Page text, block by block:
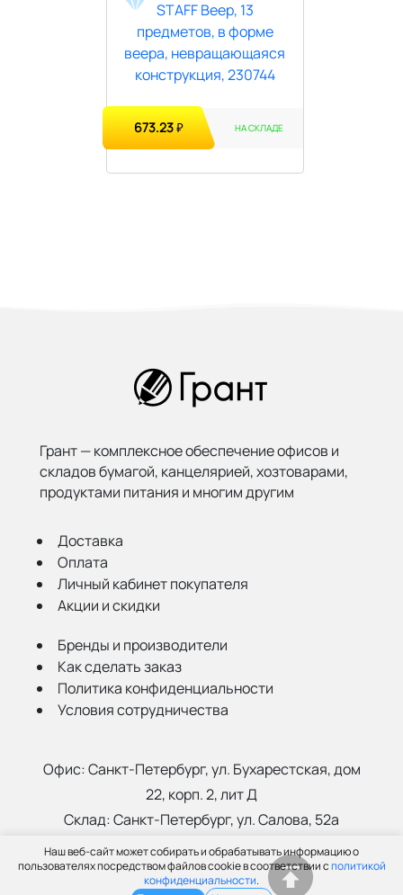
Наш веб-сайт может собирать и обрабатывать информацию о
пользователях посредством файлов cookie в соответствии сполитикой
конфиденциальности.
673.23₽ НА СКЛАДЕ
Грант — комплексное обеспечение офисов и
складов бумагой, канцелярией, хозтоварами,
продуктами питания и многим другим
Доставка
Оплата
Личный кабинет покупателя
Акции и скидки
Бренды и производители
Как сделать заказ
Политика конфиденциальности
Условия сотрудничества
Офис:Санкт-Петербург, ул. Бухарестская, дом
22, корп. 2, лит Д
Склад:Санкт-Петербург, ул. Салова, 52а
(812) 402-99-91
info@grantspb.ru